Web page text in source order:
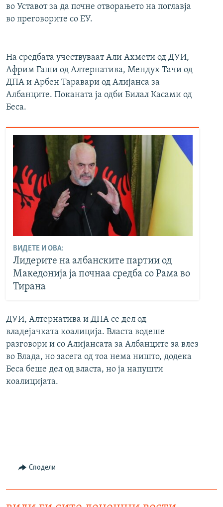
во Уставот за да почне отворањето на поглавја
во преговорите со ЕУ.
На средбата учествуваат Али Ахмети од ДУИ,
Африм Гаши од Алтернатива, Мендух Тачи од
ДПА и Арбен Таравари од Алијанса за
Албанците. Поканата ја одби Билал Касами од
Беса.
ВИДЕТЕ И ОВА:
Лидерите на албанските партии од
Македонија ја почнаа средба со Рама во
Тирана
ДУИ, Алтернатива и ДПА се дел од
владејачката коалиција. Власта водеше
разговори и со Алијансата за Албанците за влез
во Влада, но засега од тоа нема ништо, додека
Беса беше дел од власта, но ја напушти
коалицијата.
Сподели